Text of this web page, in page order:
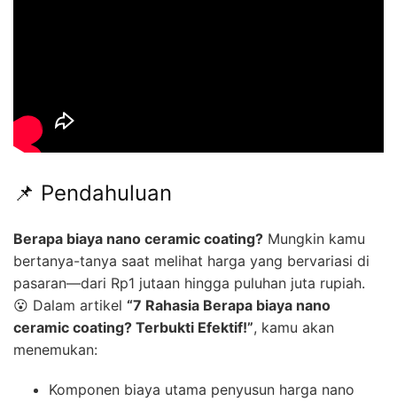
📌 Pendahuluan
Berapa biaya nano ceramic coating? Mungkin kamu
bertanya-tanya saat melihat harga yang bervariasi di
pasaran—dari Rp1 jutaan hingga puluhan juta rupiah.
😮 Dalam artikel “7 Rahasia Berapa biaya nano
ceramic coating? Terbukti Efektif!”, kamu akan
menemukan:
Komponen biaya utama penyusun harga nano